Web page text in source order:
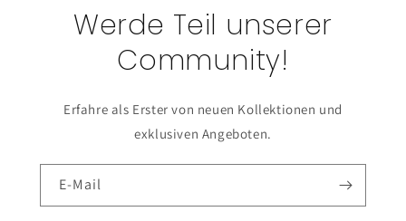
Werde Teil unserer
Community!
Erfahre als Erster von neuen Kollektionen und
exklusiven Angeboten.
E-Mail